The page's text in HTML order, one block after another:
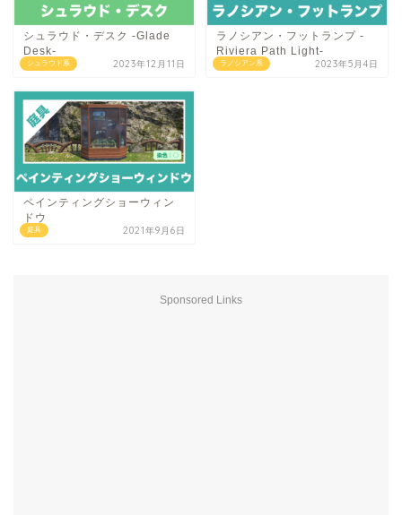
シュラウド系
シュラウド・デスク -Glade
Desk-
2023年12月11日 ラノシアン系
ラノシアン・フットランプ -
Riviera Path Light-
2023年5月4日
庭具
ペインティングショーウィン
ドウ
2021年9月6日
Sponsored Links